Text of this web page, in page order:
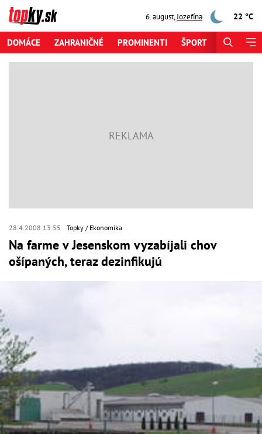
6. august,Jozefína 22 °C
DOMÁCE ZAHRANIČNÉ PROMINENTI ŠPORT
28.4.2008 13:55 Topky Ekonomika
Na farme v Jesenskom vyzabíjali chov
ošípaných, teraz dezinfikujú